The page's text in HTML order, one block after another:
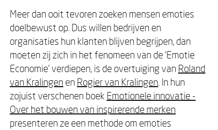
Meer dan ooit tevoren zoeken mensen emoties
doelbewust op. Dus willen bedrijven en
organisaties hun klanten blijven begrijpen, dan
moeten zij zich in het fenomeen van de ‘Emotie
Economie’ verdiepen, is de overtuiging van Roland
van Kralingen en Rogier van Kralingen. In hun
zojuist verschenen boek Emotionele innovatie -
Over het bouwen van inspirerende merken
presenteren ze een methode om emoties